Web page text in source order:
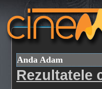
Anda Adam
Rezultatele